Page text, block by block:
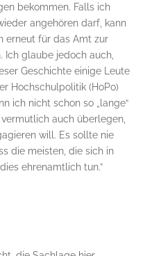
bekommen. Falls ich
angehören darf, kann
erneut für das Amt zur
Ich glaube jedoch auch,
Geschichte einige Leute
Hochschulpolitik (HoPo)
ich nicht schon so „lange“
auch überlegen,
will. Es sollte nie
die meisten, die sich in
ehrenamtlich tun.”